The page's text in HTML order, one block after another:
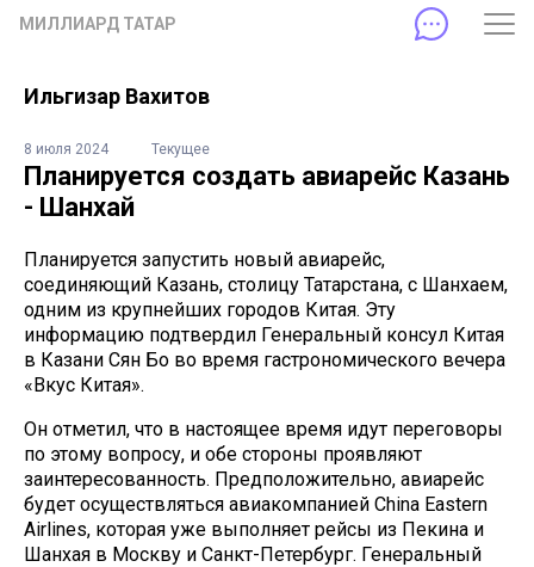
МИЛЛИАРД ТАТАР
Ильгизар Вахитов
8 июля 2024 Текущее
Планируется создать авиарейс Казань
- Шанхай
Планируется запустить новый авиарейс,
соединяющий Казань, столицу Татарстана, с Шанхаем,
одним из крупнейших городов Китая. Эту
информацию подтвердил Генеральный консул Китая
в Казани Сян Бо во время гастрономического вечера
«Вкус Китая».
Он отметил, что в настоящее время идут переговоры
по этому вопросу, и обе стороны проявляют
заинтересованность. Предположительно, авиарейс
будет осуществляться авиакомпанией China Eastern
Airlines, которая уже выполняет рейсы из Пекина и
Шанхая в Москву и Санкт-Петербург. Генеральный